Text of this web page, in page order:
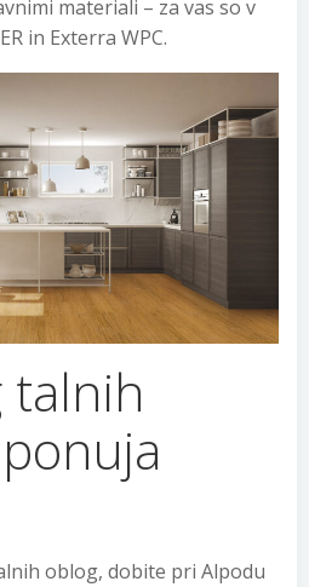
materiali – za vas so v
in Exterra WPC.
talnih
oblog, dobite pri Alpodu